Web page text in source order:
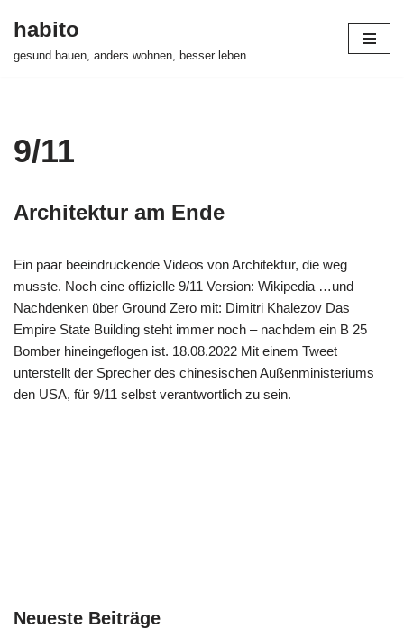
habito
gesund bauen, anders wohnen, besser leben
9/11
Architektur am Ende
Ein paar beeindruckende Videos von Architektur, die weg
musste. Noch eine offizielle 9/11 Version: Wikipedia …und
Nachdenken über Ground Zero mit: Dimitri Khalezov Das
Empire State Building steht immer noch – nachdem ein B 25
Bomber hineingeflogen ist. 18.08.2022 Mit einem Tweet
unterstellt der Sprecher des chinesischen Außenministeriums
den USA, für 9/11 selbst verantwortlich zu sein.
Neueste Beiträge